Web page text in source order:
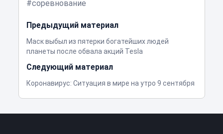
соревнование
Предыдущий материал
Маск выбыл из пятерки богатейших людей
планеты после обвала акций Tesla
Следующий материал
Коронавирус: Ситуация в мире на утро 9 сентября